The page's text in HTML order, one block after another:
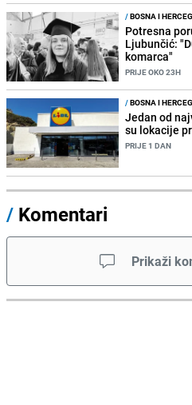
/BOSNA I
Potresna
Ljubunčić:
komarca"
PRIJE OKO 23H
/BOSNA I
Jedan od
su lokacije
PRIJE 1 DAN
/ Komentari
Prikaži